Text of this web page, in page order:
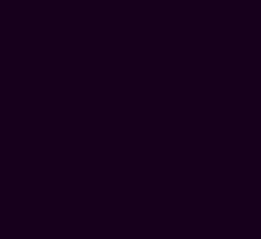
schön ist: Wir können
Therapie simu­lieren, wie
Laufe der kommenden Wochen
Ein echter Meilen­stein, der Deine
wird, denn Referenz­bilder sind
am eigenen Gebiss
ist next Level.